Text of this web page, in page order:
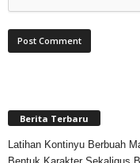
Berita Terbaru
Latihan Kontinyu Berbuah